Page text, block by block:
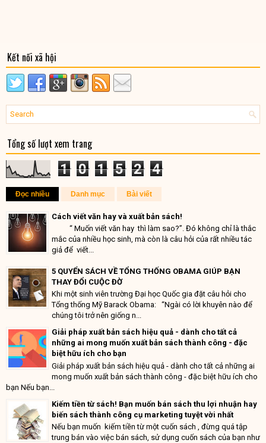
Kết nối xã hội
Tổng số lượt xem trang
1 0 1 5 2 4
Đọc nhiều Danh mục Bài viết
Cách viết văn hay và xuất bản sách!
“ Muốn viết văn hay thì làm sao?”. Đó không chỉ là thắc
mắc của nhiều học sinh, mà còn là câu hỏi của rất nhiều tác
giả để viết...
5 QUYỂN SÁCH VỀ TỔNG THỐNG OBAMA GIÚP BẠN
THAY ĐỔI CUỘC ĐỜ
Khi một sinh viên trường Đại học Quốc gia đặt câu hỏi cho
Tổng thống Mỹ Barack Obama: “Ngài có lời khuyên nào để
chúng tôi trở nên giống n...
Giải pháp xuất bản sách hiệu quả - dành cho tất cả
những ai mong muốn xuất bản sách thành công - đặc
biệt hữu ích cho bạn
Giải pháp xuất bản sách hiệu quả - dành cho tất cả những ai
mong muốn xuất bản sách thành công - đặc biệt hữu ích cho
bạn Nếu bạn...
Kiếm tiền từ sách! Bạn muốn bán sách thu lợi nhuận hay
biến sách thành công cụ marketing tuyệt vời nhất
Nếu bạn muốn kiếm tiền từ một cuốn sách , đừng quá tập
trung bán vào việc bán sách, sử dụng cuốn sách của bạn như